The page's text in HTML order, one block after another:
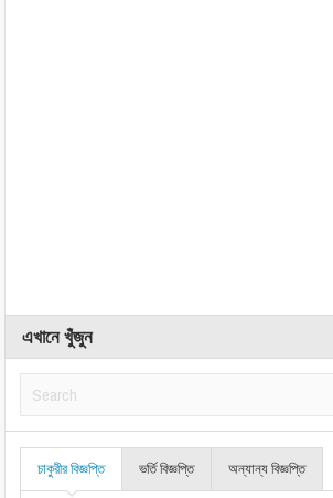
এখানে খুঁজুন
চাকুরীর বিজ্ঞপ্তি ভর্তি বিজ্ঞপ্তি অন্যান্য বিজ্ঞপ্তি